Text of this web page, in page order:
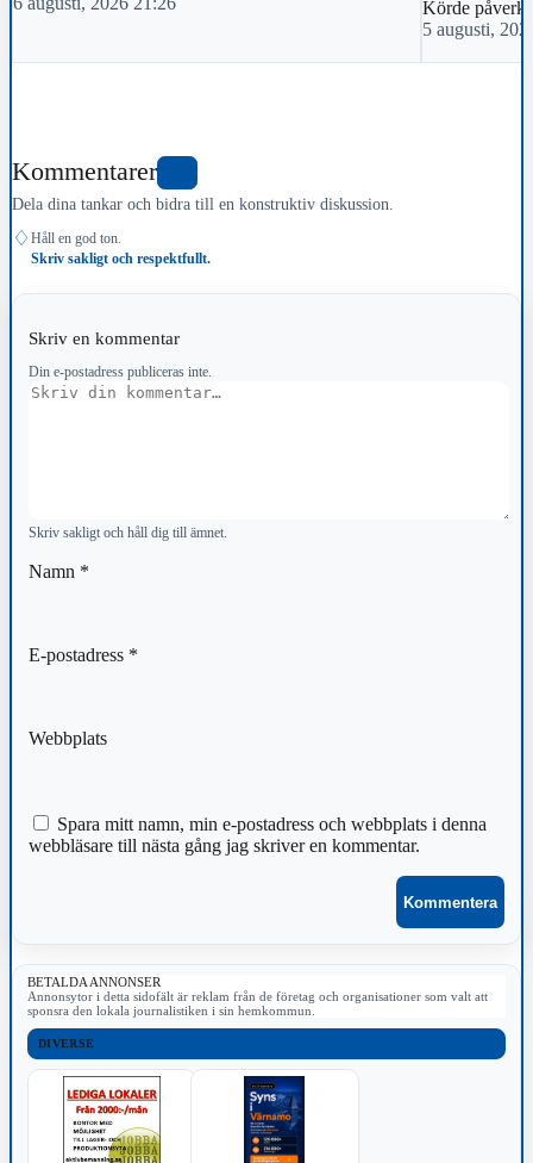
Körde
5 augusti,
Kommentarer
Dela dina tankar och bidra till en konstruktiv diskussion.
♢ Håll en god ton.
Skriv sakligt och respektfullt.
Skriv en kommentar
Din e-postadress publiceras inte.
Kommentar
Skriv sakligt och håll dig till ämnet.
Namn *
E-postadress *
Webbplats
Spara mitt namn, min e-postadress och webbplats i denna
webbläsare till nästa gång jag skriver en kommentar.
BETALDA ANNONSER
Annonsytor i detta sidofält är reklam från de företag och organisationer som valt att
sponsra den lokala journalistiken i sin hemkommun.
DIVERSE